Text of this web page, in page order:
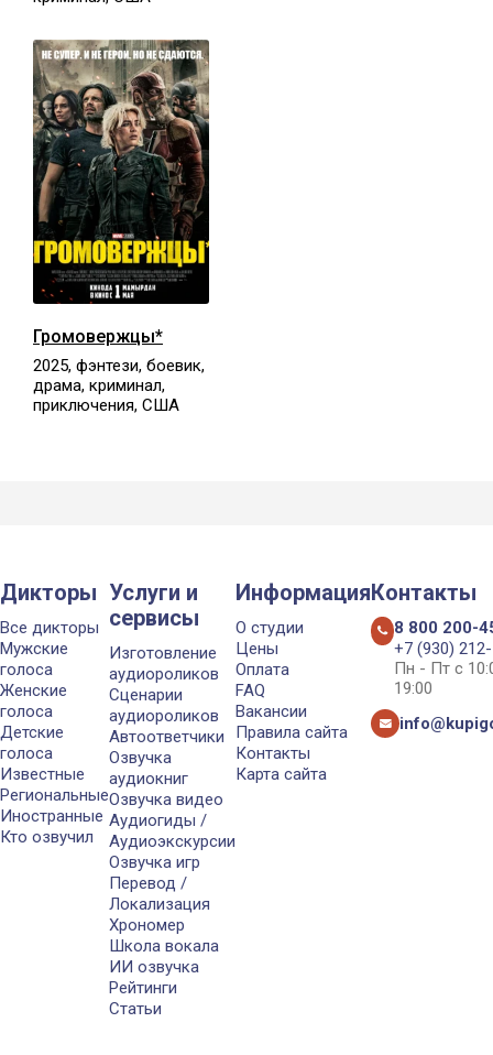
Громовержцы*
2025, фэнтези, боевик,
драма, криминал,
приключения, США
Дикторы
Все дикторы
Мужские
голоса
Женские
голоса
Детские
голоса
Известные
Региональные
Иностранные
Кто озвучил
Услуги и
сервисы
Изготовление
аудиороликов
Сценарии
аудиороликов
Автоответчики
Озвучка
аудиокниг
Озвучка видео
Аудиогиды /
Аудиоэкскурсии
Озвучка игр
Перевод /
Локализация
Хрономер
Школа вокала
ИИ озвучка
Рейтинги
Статьи
Информация
О студии
Цены
Оплата
FAQ
Вакансии
Правила сайта
Контакты
Карта сайта
Контакты
8 800 200-
+7 (930)
Пн - Пт с
19:00